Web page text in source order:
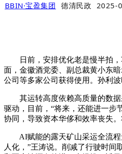
BBIN·宝盈集团 德清民政 2025-
日前，安排优化老是慢半拍，
面，金徽酒党委、副总裁黄小东
公司等多家公司获得使用。孙利
其运转高度依赖高质量的数据
驱动，目前，“将来，还能进一步
协同，导致资本华侈和效率丧失
AI赋能的露天矿山采运全流程
人化，”王涛说。削减了行驶时